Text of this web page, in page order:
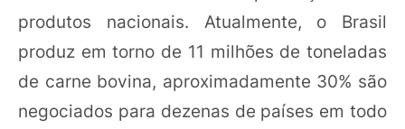
produtos nacionais. Atualmente, o Brasil
produz em torno de 11 milhões de toneladas
de carne bovina, aproximadamente 30% são
negociados para dezenas de países em todo